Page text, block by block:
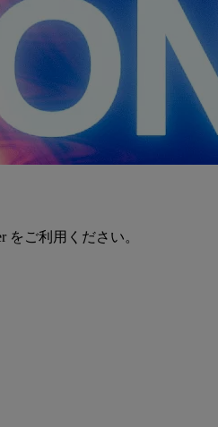
をご利用ください。